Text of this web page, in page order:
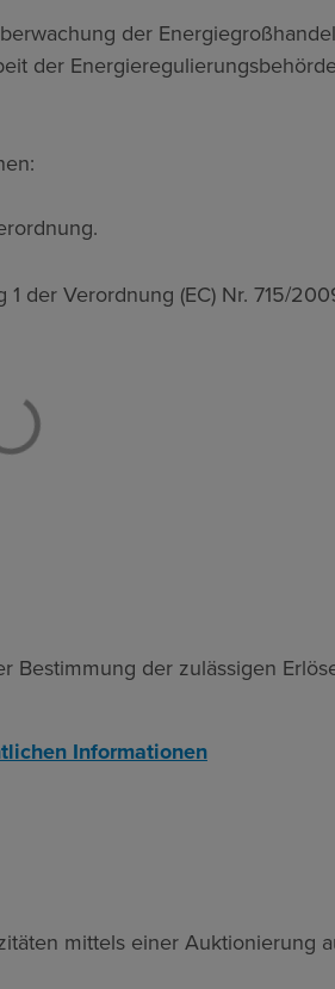
der
der
der Verordnung (EC) Nr. 715/
der zulässigen
Informationen
mittels einer Auktionierung